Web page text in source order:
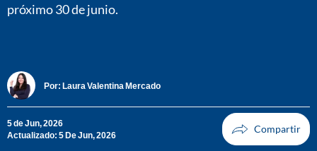
próximo 30 de junio.
Por: Laura Valentina Mercado
5 de Jun, 2026
Actualizado: 5 De Jun, 2026